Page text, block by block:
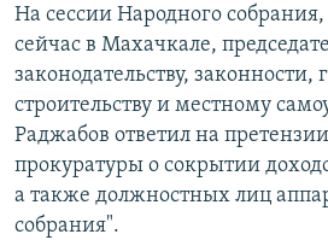
На сессии Народного
сейчас в Махачкале,
законодательству, законности,
строительству и местному
Раджабов ответил на
прокуратуры о сокрытии
а также должностных лиц
собрания".